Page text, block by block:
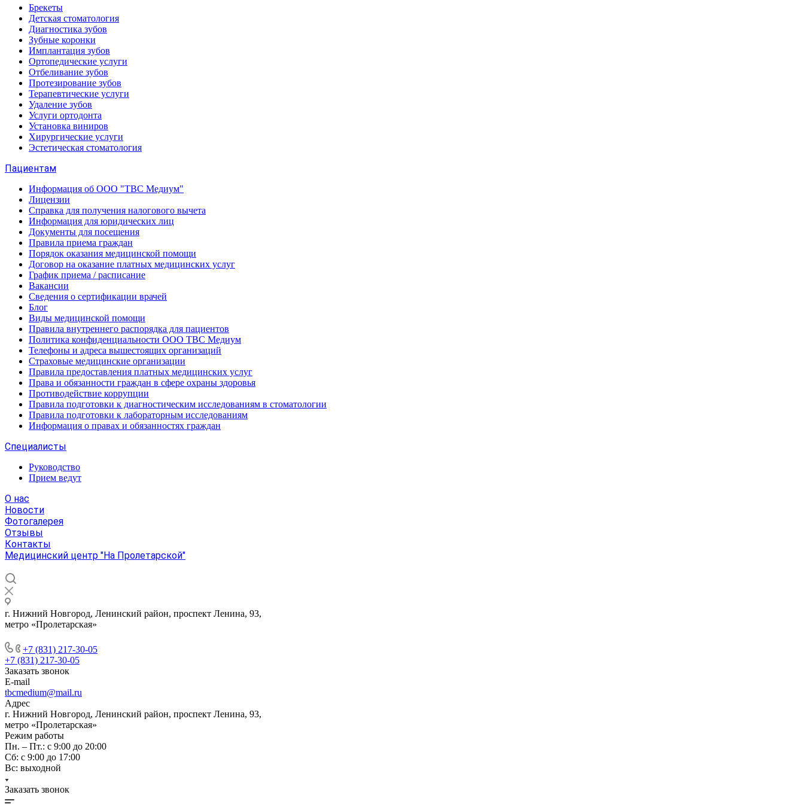
Брекеты
Детская стоматология
Диагностика зубов
Зубные коронки
Имплантация зубов
Ортопедические услуги
Отбеливание зубов
Протезирование зубов
Терапевтические услуги
Удаление зубов
Услуги ортодонта
Установка виниров
Хирургические услуги
Эстетическая стоматология
Пациентам
Информация об ООО "ТВС Медиум"
Лицензии
Справка для получения налогового вычета
Информация для юридических лиц
Документы для посещения
Правила приема граждан
Порядок оказания медицинской помощи
Договор на оказание платных медицинских услуг
График приема / расписание
Вакансии
Сведения о сертификации врачей
Блог
Виды медицинской помощи
Правила внутреннего распорядка для пациентов
Политика конфиденциальности ООО ТВС Медиум
Телефоны и адреса вышестоящих организаций
Страховые медицинские организации
Правила предоставления платных медицинских услуг
Права и обязанности граждан в сфере охраны здоровья
Противодействие коррупции
Правила подготовки к диагностическим исследованиям в стоматологии
Правила подготовки к лабораторным исследованиям
Информация о правах и обязанностях граждан
Специалисты
Руководство
Прием ведут
О нас
Новости
Фотогалерея
Отзывы
Контакты
Медицинский центр "На Пролетарской"
г. Нижний Новгород, Ленинский район, проспект Ленина, 93,
метро «Пролетарская»
+7 (831) 217-30-05
+7 (831) 217-30-05
Заказать звонок
E-mail
tbcmedium@mail.ru
Адрес
г. Нижний Новгород, Ленинский район, проспект Ленина, 93,
метро «Пролетарская»
Режим работы
Пн. – Пт.: с 9:00 до 20:00
Cб: с 9:00 до 17:00
Вс: выходной
Заказать звонок